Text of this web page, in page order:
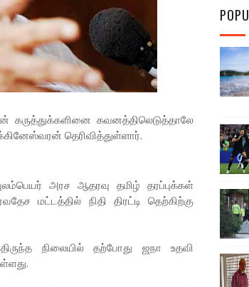
கருத்துக்களினை கவனத்திலெடுத்தாலே
தெரிவித்துள்ளார்.
அரச ஆதரவு தமிழ் தரப்புக்கள்
மட்டத்தில் நிதி திரட்டி தெற்கிற்கு
நிலையில் தற்போது ஜநா உதவி